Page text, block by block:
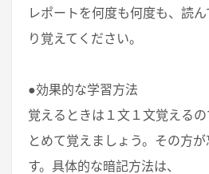
レポートを何度も何度も、読
り覚えてください。
●効果的な学習方法
覚えるときは１文１文覚える
とめて覚えましょう。その方
す。具体的な暗記方法は、